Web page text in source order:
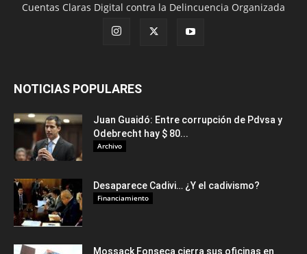
Cuentas Claras Digital contra la Delincuencia Organizada
NOTICIAS POPULARES
Juan Guaidó: Entre corrupción de Pdvsa y
Odebrecht hay $ 80...
Archivo
Desaparece Cadivi… ¿Y el cadivismo?
Financiamiento
Mossack Fonseca cierra sus oficinas en